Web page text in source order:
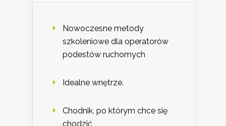
Nowoczesne metody
szkoleniowe dla operatorów
podestów ruchomych
Idealne wnętrze.
Chodnik, po którym chce się
chodzić